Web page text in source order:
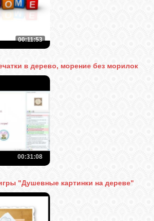
00:11:53
в дерево, морение без морилок
00:31:08
"Душевные картинки на дереве"